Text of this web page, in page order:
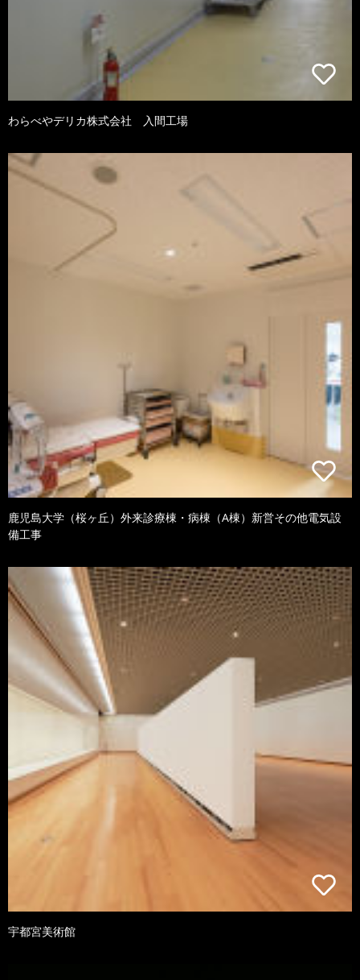
わらべやデリカ株式会社 入間工場
鹿児島大学（桜ヶ丘）外来診療棟・病棟（A棟）新営その他電気設
備工事
宇都宮美術館